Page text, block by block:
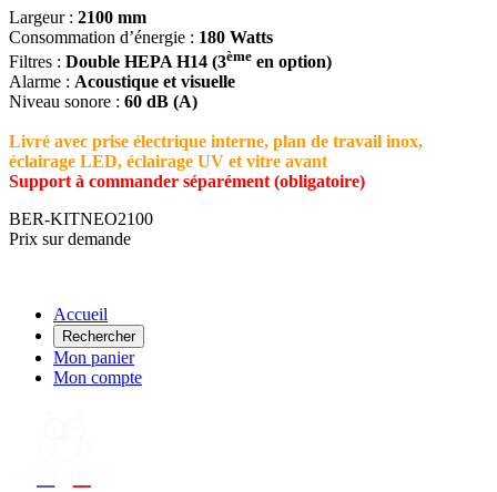
Largeur : 2100 mm
Consommation d’énergie : 180 Watts
Filtres : Double HEPA H14 (3ème en option)
Alarme : Acoustique et visuelle
Niveau sonore : 60 dB (A)
Livré avec prise électrique interne, plan de travail inox,
éclairage LED, éclairage UV et vitre avant
Support à commander séparément (obligatoire)
BER-KITNEO2100
Prix sur demande
Accueil
Rechercher
Mon panier
Mon compte